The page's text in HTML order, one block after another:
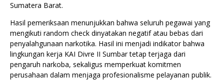
Sumatera Barat.
Hasil pemeriksaan menunjukkan bahwa seluruh pegawai yang
mengikuti random check dinyatakan negatif atau bebas dari
penyalahgunaan narkotika. Hasil ini menjadi indikator bahwa
lingkungan kerja KAI Divre II Sumbar tetap terjaga dari
pengaruh narkoba, sekaligus memperkuat komitmen
perusahaan dalam menjaga profesionalisme pelayanan publik.